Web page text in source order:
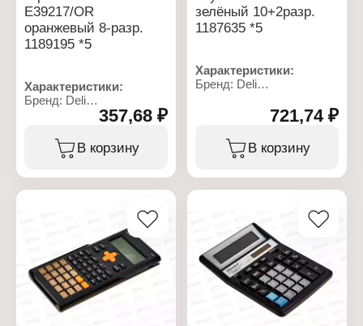
E39217/OR
оранжевый 8-разр.
1189195 *5
Характеристики:
Бренд: Deli
Тип товара: Калькулятор
карманный
Модель: E39217/OR
357,68 ₽
В корзину
зелёный 10+2разр.
1187635 *5
Характеристики:
Бренд: Deli
Вид калькулятора:
Модель: E1710A/GRN
Разрядность: 10+2
Размер: 88x165 мм
Особенность:
Цвет: зеленый
Питание: LR54
721,74 ₽
В корзину